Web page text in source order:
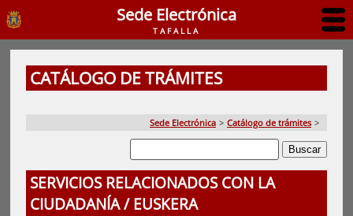
Sede Electrónica
TAFALLA
CATÁLOGO DE TRÁMITES
Sede Electrónica > Catálogo de trámites >
SERVICIOS RELACIONADOS CON LA
CIUDADANÍA / EUSKERA